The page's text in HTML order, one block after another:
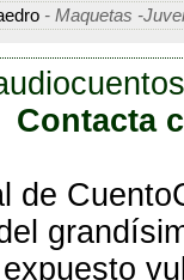
- Maquetas -
Contacta
de